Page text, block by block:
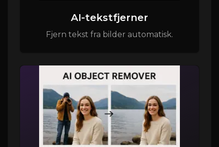
AI-tekstfjerner
Fjern tekst fra bilder automatisk.